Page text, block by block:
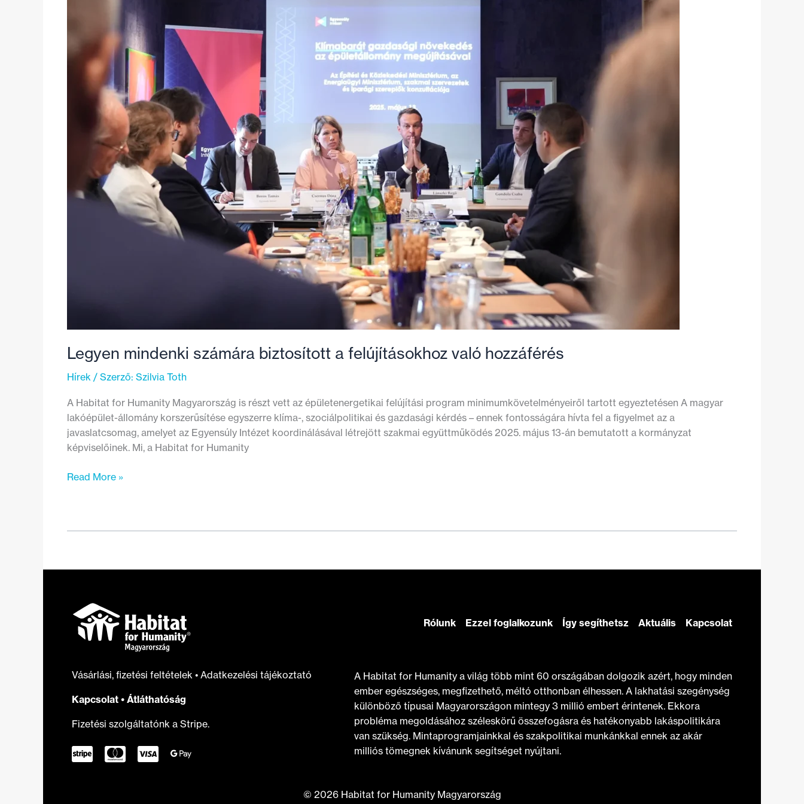
Legyen mindenki számára biztosított a felújításokhoz való hozzáférés
Hírek / Szerző: Szilvia Toth
A Habitat for Humanity Magyarország is részt vett az épületenergetikai felújítási program minimumkövetelményeiről tartott egyeztetésen A magyar
lakóépület-állomány korszerűsítése egyszerre klíma-, szociálpolitikai és gazdasági kérdés – ennek fontosságára hívta fel a figyelmet az a
javaslatcsomag, amelyet az Egyensúly Intézet koordinálásával létrejött szakmai együttműködés 2025. május 13-án bemutatott a kormányzat
képviselőinek. Mi, a Habitat for Humanity
Legyen
Read More »
Vásárlási, fizetési feltételek • Adatkezelési tájékoztató
Kapcsolat • Átláthatóság
Fizetési szolgáltatónk a Stripe.
Rólunk Ezzel foglalkozunk Így segíthetsz Aktuális Kapcsolat
A Habitat for Humanity a világ több mint 60 országában dolgozik azért, hogy minden
ember egészséges, megfizethető, méltó otthonban élhessen. A lakhatási szegénység
különböző típusai Magyarországon mintegy 3 millió embert érintenek. Ekkora
probléma megoldásához széleskörű összefogásra és hatékonyabb lakáspolitikára
van szükség. Mintaprogramjainkkal és szakpolitikai munkánkkal ennek az akár
milliós tömegnek kívánunk segítséget nyújtani.
© 2026 Habitat for Humanity Magyarország